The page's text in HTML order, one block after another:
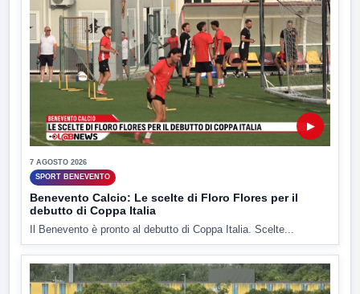
▶
7 AGOSTO 2026
SPORT BENEVENTO
Benevento Calcio: Le scelte di Floro Flores per il
debutto di Coppa Italia
Il Benevento è pronto al debutto di Coppa Italia. Scelte...